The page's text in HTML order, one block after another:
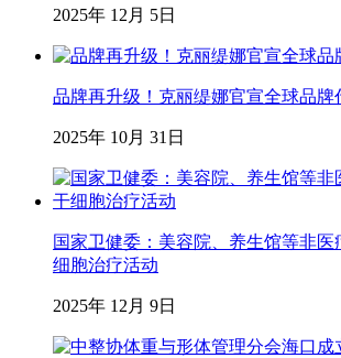
2025年 12月 5日
品牌再升级！克丽缇娜官宣全球品牌
2025年 10月 31日
国家卫健委：美容院、养生馆等非
细胞治疗活动
2025年 12月 9日